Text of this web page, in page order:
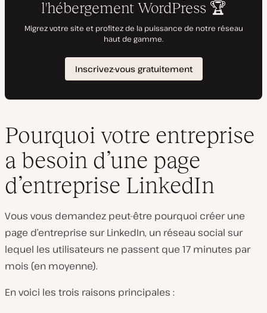
Pourquoi votre entreprise
a besoin d’une page
d’entreprise LinkedIn
Vous vous demandez peut-être pourquoi créer une
page d’entreprise sur LinkedIn, un réseau social sur
lequel les utilisateurs ne passent que 17 minutes par
mois (en moyenne).
En voici les trois raisons principales :